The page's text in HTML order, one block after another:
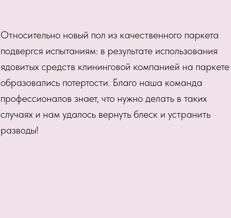
Относительно новый пол из качественного паркета
подвергся испытаниям: в результате использования
ядовитых средств клининговой компанией на паркете
образовались потертости. Благо наша команда
профессионалов знает, что нужно делать в таких
случаях и нам удалось вернуть блеск и устранить
разводы!